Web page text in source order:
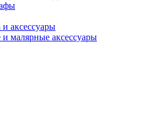
аксессуары
малярные аксессуары